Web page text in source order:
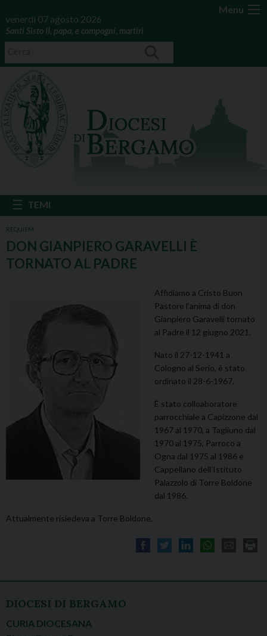
Menu
venerdì 07 agosto 2026
Santi Sisto II, papa, e compagni, martiri
REQUIEM
DON GIANPIERO GARAVELLI È
TORNATO AL PADRE
Affidiamo a Cristo Buon
Pastore l’anima di don
Gianpiero Garavelli tornato
al Padre il 12 giugno 2021.
Nato il 27-12-1941 a
Cologno al Serio, è stato
ordinato il 28-6-1967.
È stato colloaboratore
parrocchiale a Capizzone dal
1967 al 1970, a Tagliuno dal
1970 al 1975, Parroco a
Ogna dal 1975 al 1986 e
Cappellano dell’Istituto
Palazzolo di Torre Boldone
dal 1986.
Attualmente risiedeva a Torre Boldone.
DIOCESI DI BERGAMO
CURIA DIOCESANA